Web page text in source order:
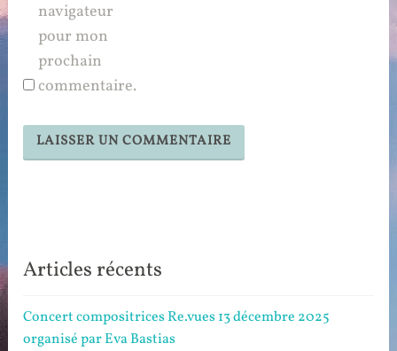
navigateur
pour mon
prochain
commentaire.
Articles récents
Concert compositrices Re.vues 13 décembre 2025
organisé par Eva Bastias